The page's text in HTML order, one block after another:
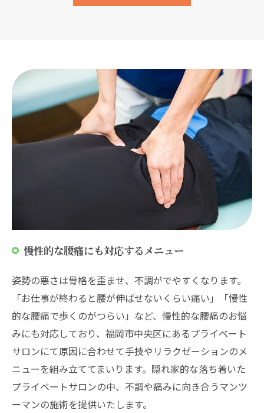
慢性的な腰痛にも対応するメニュー
姿勢の悪さは骨格を歪ませ、不調がでやすくなります。
「お仕事が終わると腰が伸ばせないくらい痛い」「慢性
的な腰痛で歩くのがつらい」など、慢性的な腰痛のお悩
みにも対応しており、福岡市中央区にあるプライベート
サロンにて原因に合わせて手技やリラクゼーションのメ
ニューを組み立ててまいります。隠れ家的な落ち着いた
プライベートサロンの中、不調や痛みに向き合うマンツ
ーマンの施術を提供いたします。